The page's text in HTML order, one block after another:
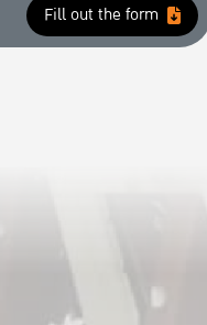
Fill out the form